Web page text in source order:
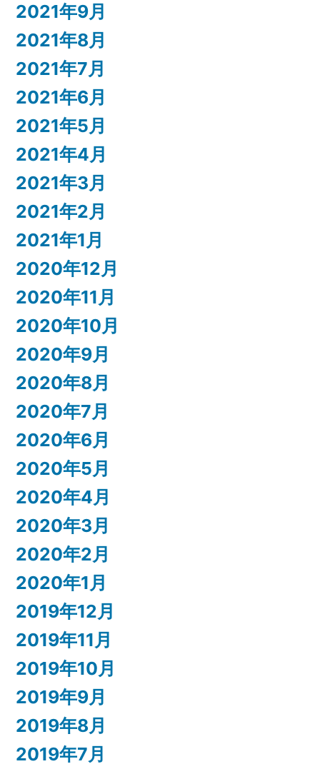
2021年9月
2021年8月
2021年7月
2021年6月
2021年5月
2021年4月
2021年3月
2021年2月
2021年1月
2020年12月
2020年11月
2020年10月
2020年9月
2020年8月
2020年7月
2020年6月
2020年5月
2020年4月
2020年3月
2020年2月
2020年1月
2019年12月
2019年11月
2019年10月
2019年9月
2019年8月
2019年7月